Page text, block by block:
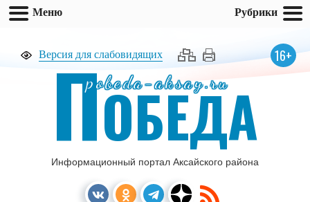
Версия для слабовидящих 16+
pobeda-aksay.ru
ПОБЕДА
Информационный портал Аксайского района
Меню Рубрики